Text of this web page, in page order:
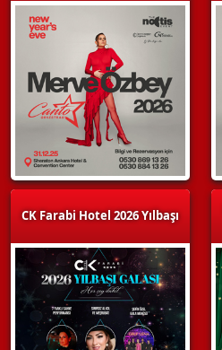
CK Farabi Hotel 2026 Yılbaşı